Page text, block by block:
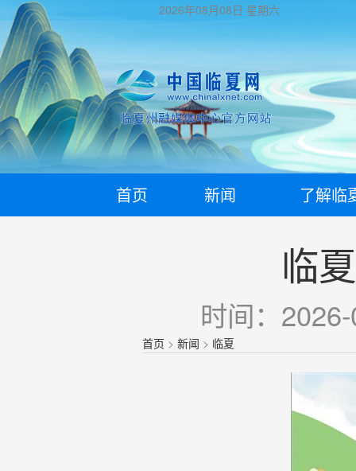
2026年08月08日 星期六
首页 新闻 了解临
临
时间：
首页 >新闻 > 临夏